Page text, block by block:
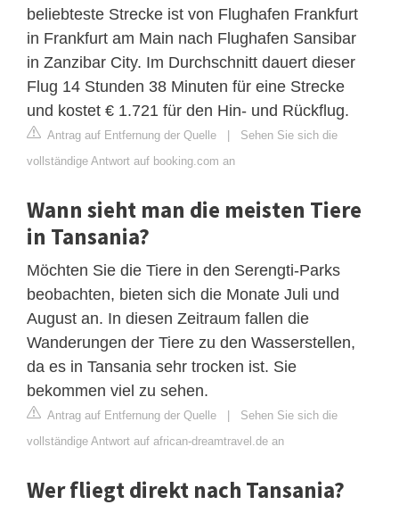
beliebteste Strecke ist von Flughafen Frankfurt
in Frankfurt am Main nach Flughafen Sansibar
in Zanzibar City. Im Durchschnitt dauert dieser
Flug 14 Stunden 38 Minuten für eine Strecke
und kostet € 1.721 für den Hin- und Rückflug.
Antrag auf Entfernung der Quelle | Sehen Sie sich die
vollständige Antwort auf booking.com an
Wann sieht man die meisten Tiere
in Tansania?
Möchten Sie die Tiere in den Serengti-Parks
beobachten, bieten sich die Monate Juli und
August an. In diesen Zeitraum fallen die
Wanderungen der Tiere zu den Wasserstellen,
da es in Tansania sehr trocken ist. Sie
bekommen viel zu sehen.
Antrag auf Entfernung der Quelle | Sehen Sie sich die
vollständige Antwort auf african-dreamtravel.de an
Wer fliegt direkt nach Tansania?